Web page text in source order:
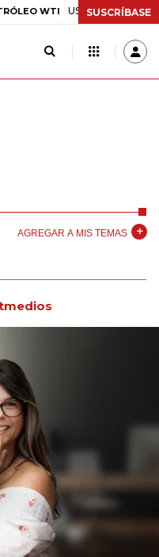
WTI US$ 78,01 US$ 2,92
SUSCRÍBASE
AGREGAR A MIS TEMAS